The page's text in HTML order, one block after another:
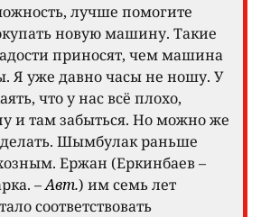
лучше помогите
новую машину. Такие
приносят, чем машина
Я уже давно часы не ношу. У
что у нас всё плохо,
и там забыться. Но можно же
Шымбулак раньше
Ержан (Еркинбаев –
–Авт.) им семь лет
соответствовать